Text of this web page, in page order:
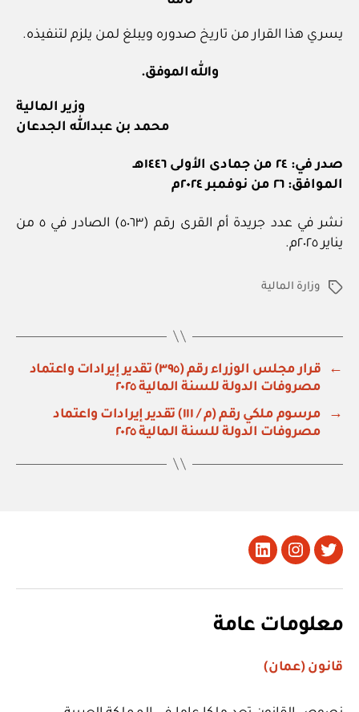
يسري هذا القرار من تاريخ صدوره ويبلغ لمن يلزم لتنفيذه.
والله الموفق.
وزير المالية
محمد بن عبدالله الجدعان
صدر في: ٢٤ من جمادى الأولى ١٤٤٦هـ
الموافق: ٢٦ من نوفمبر ٢٠٢٤م
نشر في عدد جريدة أم القرى رقم (٥٠٦٣) الصادر في ٥ من
يناير ٢٠٢٥م.
الوسوموزارة المالية
←
قرار مجلس الوزراء رقم (٣٩٥) تقدير إيرادات واعتماد
مصروفات الدولة للسنة المالية ٢٠٢٥
→
مرسوم ملكي رقم (م / ١١١) تقدير إيرادات واعتماد
مصروفات الدولة للسنة المالية ٢٠٢٥
تويتر Instagram
LinkedIn
معلومات عامة
قانون (عمان)